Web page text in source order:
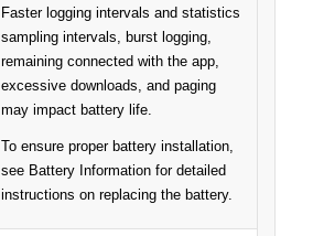
Faster logging intervals and statistics
sampling intervals, burst logging,
remaining connected with the app,
excessive downloads, and paging
may impact battery life.
To ensure proper battery installation,
see Battery Information for detailed
instructions on replacing the battery.